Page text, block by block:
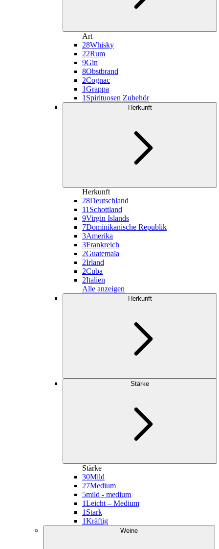
Art
28Whisky
22Rum
9Gin
8Obstbrand
2Cognac
1Grappa
1 Spirituosen Zubehör
Herkunft
Herkunft
28Deutschland
11 Schottland
9Virgin Islands
7Dominikanische Republik
3Amerika
3Frankreich
2Guatemala
2Irland
2Cuba
2Italien
Alle anzeigen
Herkunft
Stärke
Stärke
30Mild
27Medium
5mild - medium
1Leicht – Medium
1 Stark
1Kräftig
Weine